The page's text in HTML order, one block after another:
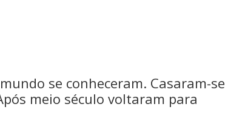
se conheceram. Casaram-se
meio século voltaram para